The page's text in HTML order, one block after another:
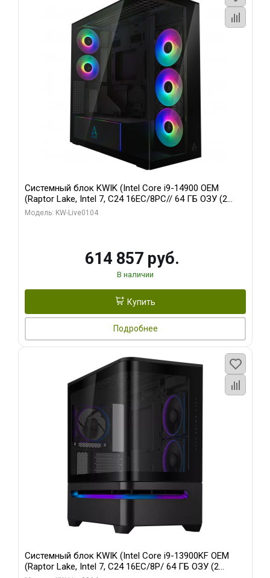
Системный блок KWIK (Intel Core i9-14900 OEM
(Raptor Lake, Intel 7, C24 16EC/8PC// 64 ГБ ОЗУ (2
модуля)/ Afox RTX4090 24GB GDDR6X 384-Bit 3xDP
Модель: KW-Live0104
614 857 руб.
В наличии
Купить
Подробнее
Системный блок KWIK (Intel Core i9-13900KF OEM
(Raptor Lake, Intel 7, C24 16EC/8P/ 64 ГБ ОЗУ (2